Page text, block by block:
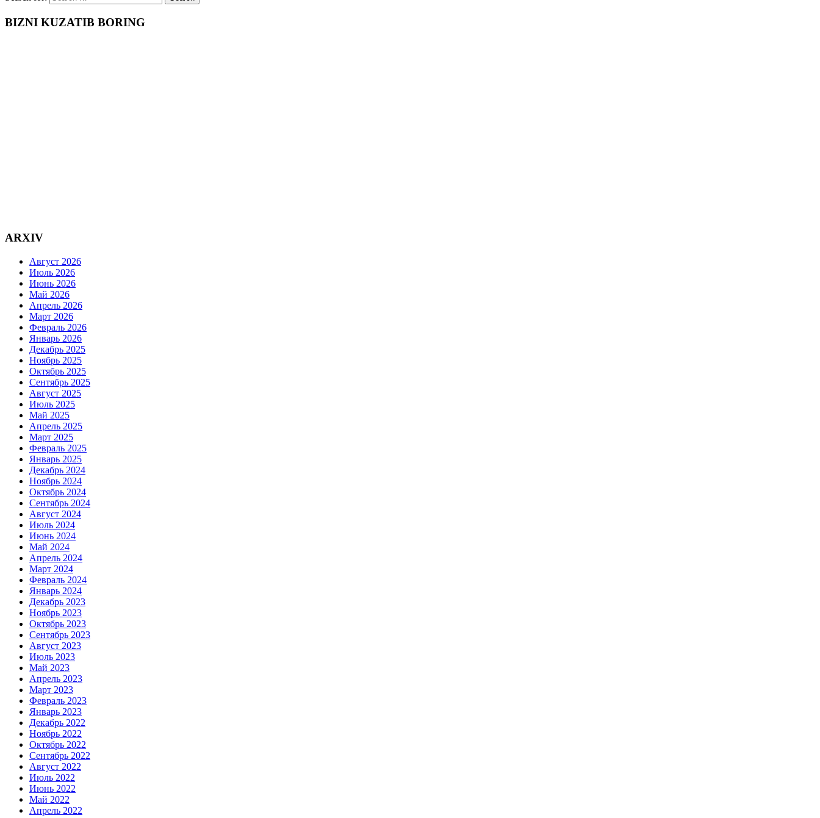
BIZNI KUZATIB BORING
ARXIV
Август 2026
Июль 2026
Июнь 2026
Май 2026
Апрель 2026
Март 2026
Февраль 2026
Январь 2026
Декабрь 2025
Ноябрь 2025
Октябрь 2025
Сентябрь 2025
Август 2025
Июль 2025
Май 2025
Апрель 2025
Март 2025
Февраль 2025
Январь 2025
Декабрь 2024
Ноябрь 2024
Октябрь 2024
Сентябрь 2024
Август 2024
Июль 2024
Июнь 2024
Май 2024
Апрель 2024
Март 2024
Февраль 2024
Январь 2024
Декабрь 2023
Ноябрь 2023
Октябрь 2023
Сентябрь 2023
Август 2023
Июль 2023
Май 2023
Апрель 2023
Март 2023
Февраль 2023
Январь 2023
Декабрь 2022
Ноябрь 2022
Октябрь 2022
Сентябрь 2022
Август 2022
Июль 2022
Июнь 2022
Май 2022
Апрель 2022